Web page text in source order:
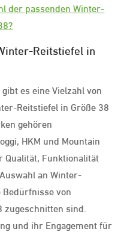
der passenden Winter-
Reitstiefel in
es eine Vielzahl von
Reitstiefel in Größe 38
gehören
HKM und Mountain
Qualität, Funktionalität
an Winter-
von
sind.
und ihr Engagement für